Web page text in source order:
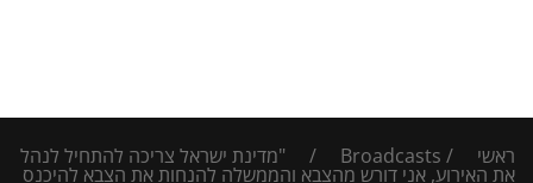
ראשי /
Broadcasts
/ "מדינת ישראל צריכה להתחיל לנהל
את האירוע, אני דורש מהצבא והממשלה להנחות את הצבא להיכנס